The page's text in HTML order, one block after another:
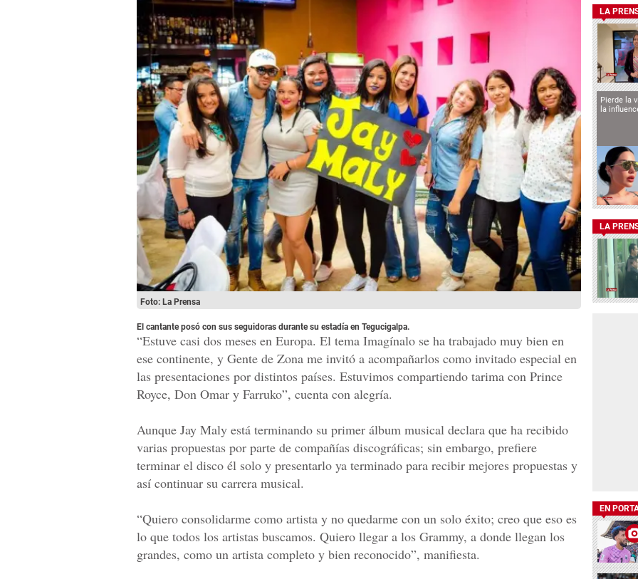
Foto: La Prensa
El cantante posó con sus seguidoras durante su estadía en Tegucigalpa.
“Estuve casi dos meses en Europa. El tema Imagínalo se ha trabajado muy bien en
ese continente, y Gente de Zona me invitó a acompañarlos como invitado especial en
las presentaciones por distintos países. Estuvimos compartiendo tarima con Prince
Royce, Don Omar y Farruko”, cuenta con alegría.
Aunque Jay Maly está terminando su primer álbum musical declara que ha recibido
varias propuestas por parte de compañías discográficas; sin embargo, prefiere
terminar el disco él solo y presentarlo ya terminado para recibir mejores propuestas y
así continuar su carrera musical.
“Quiero consolidarme como artista y no quedarme con un solo éxito; creo que eso es
lo que todos los artistas buscamos. Quiero llegar a los Grammy, a donde llegan los
grandes, como un artista completo y bien reconocido”, manifiesta.
LA
Pierde la
la
LA
EN